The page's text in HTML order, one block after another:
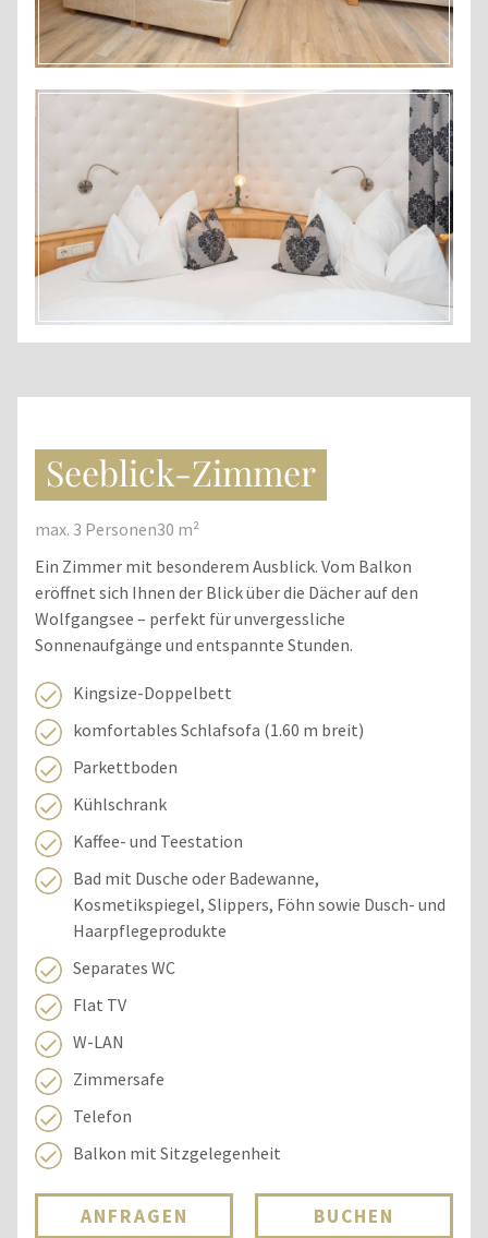
Seeblick-Zimmer
max. 3 Personen30 m²
Ein Zimmer mit besonderem Ausblick. Vom Balkon
eröffnet sich Ihnen der Blick über die Dächer auf den
Wolfgangsee – perfekt für unvergessliche
Sonnenaufgänge und entspannte Stunden.
Kingsize-Doppelbett
komfortables Schlafsofa (1.60 m breit)
Parkettboden
Kühlschrank
Kaffee- und Teestation
Bad mit Dusche oder Badewanne,
Kosmetikspiegel, Slippers, Föhn sowie Dusch- und
Haarpflegeprodukte
Separates WC
Flat TV
W-LAN
Zimmersafe
Telefon
Balkon mit Sitzgelegenheit
ANFRAGEN BUCHEN